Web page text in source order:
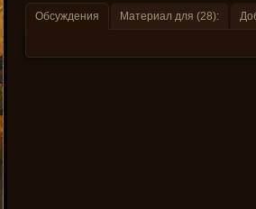
Обсуждения Материал для (28):